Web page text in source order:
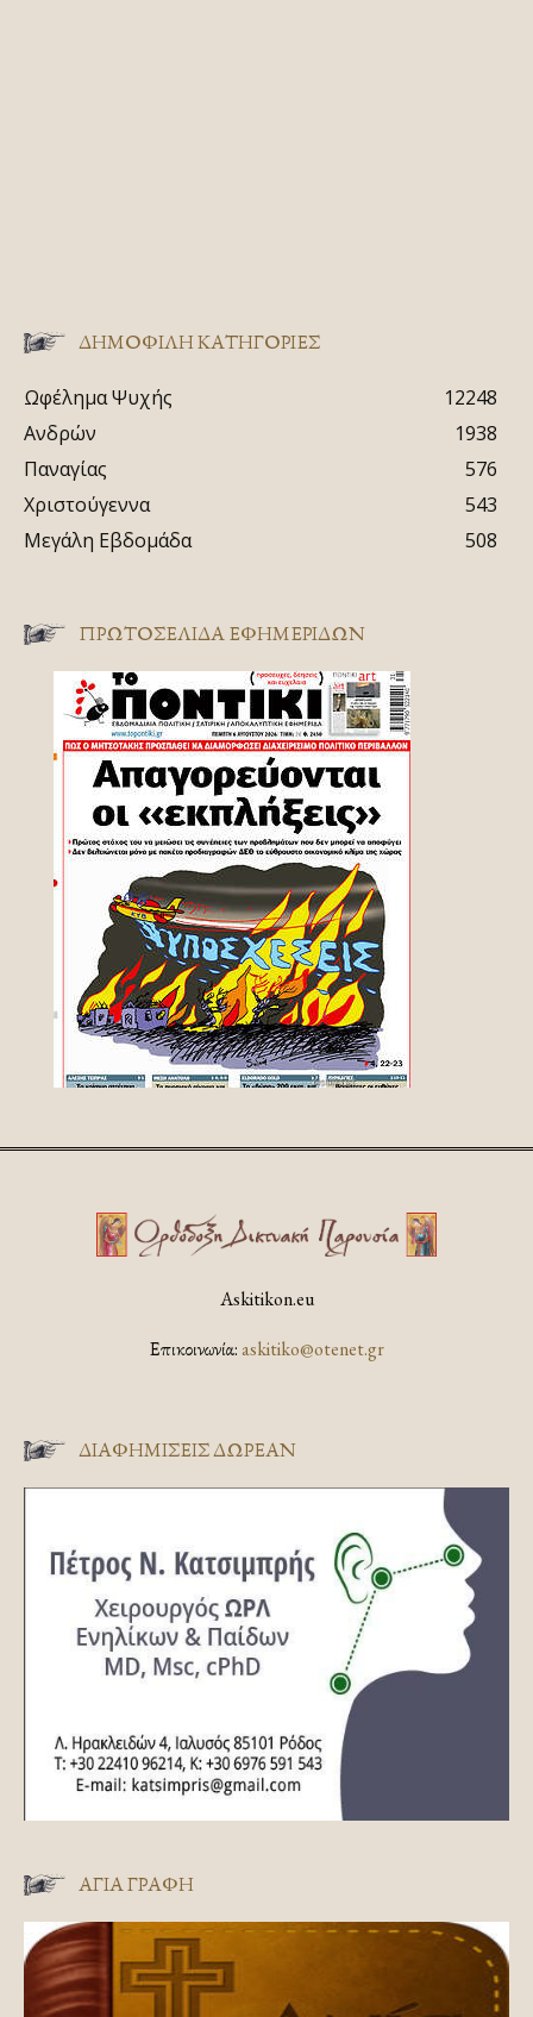
ΔΗΜΟΦΙΛΗ ΚΑΤΗΓΟΡΙΕΣ
Ωφέλημα Ψυχής
12248
Ανδρών
1938
Παναγίας
576
Χριστούγεννα
543
Μεγάλη Εβδομάδα
508
ΠΡΩΤΟΣΈΛΙΔΑ ΕΦΗΜΕΡΊΔΩΝ
Askitikon.eu
Επικοινωνία:askitiko@otenet.gr
ΔΙΑΦΗΜΊΣΕΙΣ ΔΩΡΕΆΝ
ΑΓΊΑ ΓΡΑΦΉ